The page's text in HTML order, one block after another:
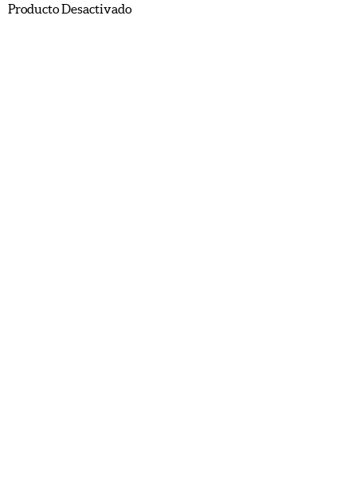
Producto Desactivado